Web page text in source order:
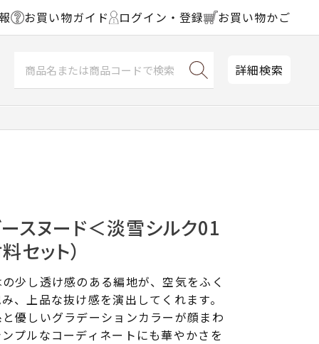
お買い物ガイド ログイン・登録 お買い物かご
詳細検索
スヌード＜淡雪シルク01
セット）
少し透け感のある編地が、空気をふく
、上品な抜け感を演出してくれます。
優しいグラデーションカラーが顔まわ
プルなコーディネートにも華やかさを